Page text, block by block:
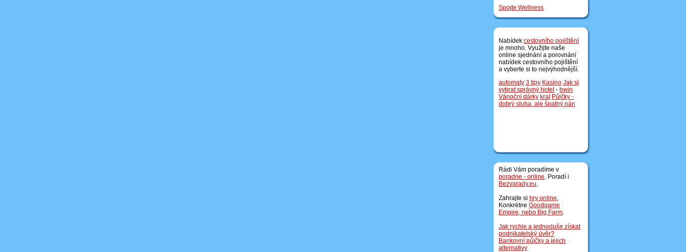
Spojte Wellness
Nabídek cestovního pojištění
je mnoho. Využijte naše
online sjednání a porovnání
nabídek cestovního pojištění
a vyberte si to nejvýhodnější.
automaty 3 tipy Kasino Jak si
vybrat správný hotel - bwin
Vánoční dárky kral Půjčky -
dobrý sluha, ale špatný pán
Rádi Vám poradíme v
poradne - online. Poradí i
Bezvarady.eu.
Zahrajte si hry online,
Konkrétne Goodgame
Empire, nebo Big Farm.
Jak rychle a jednoduše získat
podnikatelský úvěr?
Bankovní půjčky a jejich
alternativy